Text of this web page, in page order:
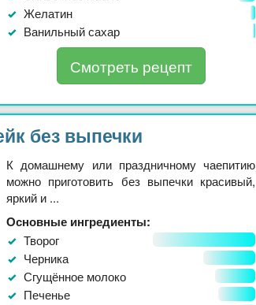
Желатин
Ванильный сахар
Смотреть рецепт
без выпечки
К домашнему или праздничному чаепитию
можно приготовить без выпечки красивый,
яркий и ...
Основные ингредиенты:
Творог
Черника
Сгущённое молоко
Печенье